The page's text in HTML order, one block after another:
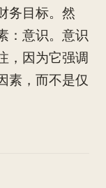
务目标。然
：意识。意识
，因为它强调
素，而不是仅